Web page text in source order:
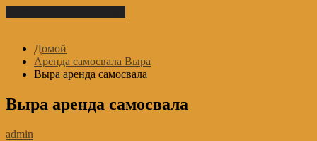
Домой
Аренда самосвала Выра
Выра аренда самосвала
Выра аренда самосвала
admin